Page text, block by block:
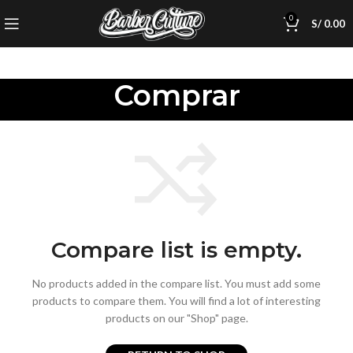
0 S/0.00
Comprar
Compare list is empty.
No products added in the compare list. You must add some
products to compare them. You will find a lot of interesting
products on our "Shop" page.